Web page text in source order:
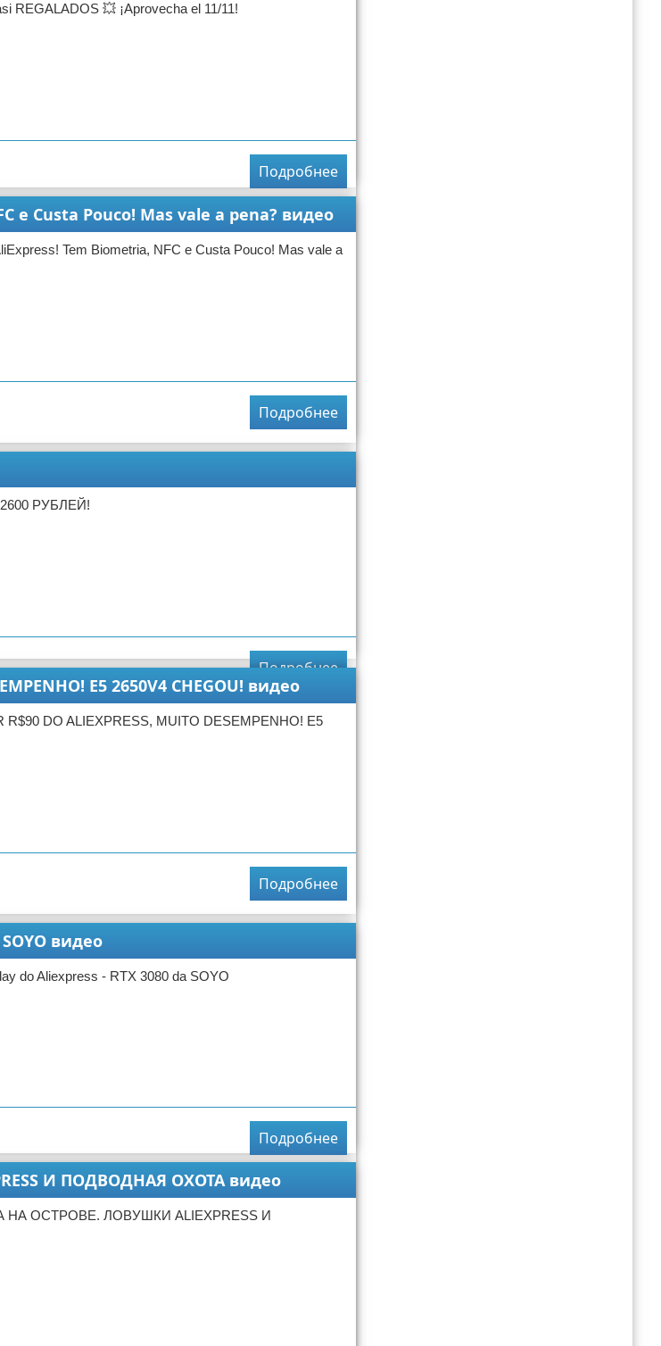
REGALADOS 💥 ¡Aprovecha el 11/11!
Подробнее
e Custa Pouco! Mas vale a pena? видео
Tem Biometria, NFC e Custa Pouco! Mas vale a
Подробнее
2600 РУБЛЕЙ!
Подробнее
E5 2650V4 CHEGOU! видео
DO ALIEXPRESS, MUITO DESEMPENHO! E5
Подробнее
видео
do Aliexpress - RTX 3080 da SOYO
Подробнее
И ПОДВОДНАЯ ОХОТА видео
ОСТРОВЕ. ЛОВУШКИ ALIEXPRESS И